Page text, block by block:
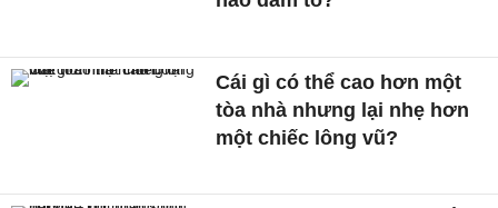
một chiếc lông vũ?
Tokyo – nơi nhịp sống bắt
đầu khi hoàng hôn buông